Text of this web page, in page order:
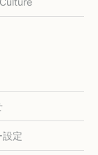
設定